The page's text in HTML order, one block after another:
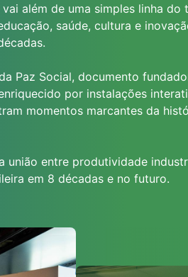
além de uma simples linha do
saúde, cultura e
Paz Social, documento
por instalações
momentos marcantes da
união entre produtividade
em 8 décadas e no futuro.